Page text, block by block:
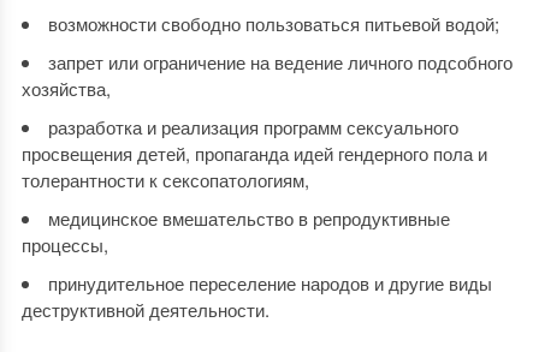
возможности свободно пользоваться питьевой водой;
запрет или ограничение на ведение личного подсобного
хозяйства,
разработка и реализация программ сексуального
просвещения детей, пропаганда идей гендерного пола и
толерантности к сексопатологиям,
медицинское вмешательство в репродуктивные
процессы,
принудительное переселение народов и другие виды
деструктивной деятельности.